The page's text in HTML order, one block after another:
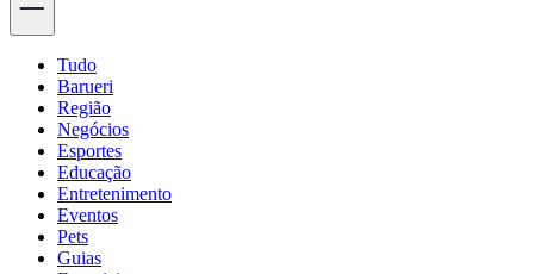
Tudo
Barueri
Região
Negócios
Esportes
Educação
Entretenimento
Eventos
Pets
Guias